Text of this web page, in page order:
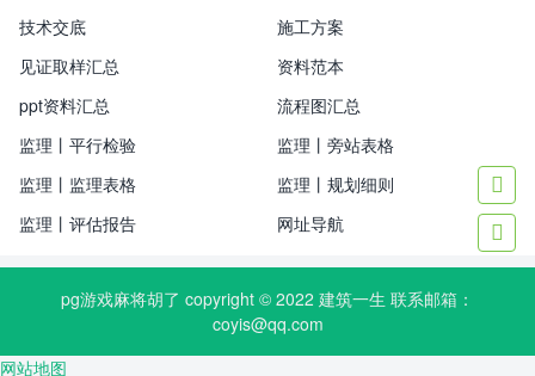
技术交底
施工方案
见证取样汇总
资料范本
ppt资料汇总
流程图汇总
监理丨平行检验
监理丨旁站表格
监理丨监理表格
监理丨规划细则
监理丨评估报告
网址导航


pg游戏麻将胡了 copyright © 2022 建筑一生 联系邮箱：
coyis@qq.com
网站地图